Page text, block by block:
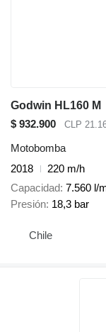
Godwin HL160 M
$ 932.900
CLP
Motobomba
2018
220 m/h
Capacidad 7.560 l/
Presión 18,3 bar
Chile